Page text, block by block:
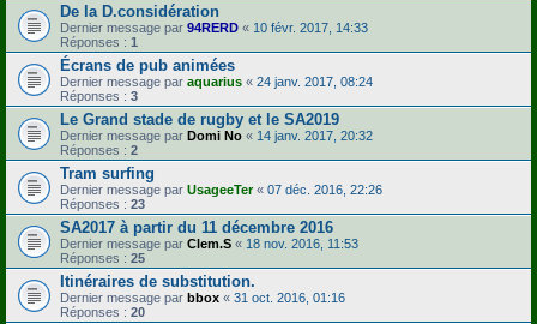
De la D.considération
Dernier message par 94RERD « 10 févr. 2017, 14:33
Réponses : 1
Écrans de pub animées
Dernier message par aquarius « 24 janv. 2017, 08:24
Réponses : 3
Le Grand stade de rugby et le SA2019
Dernier message par Domi No « 14 janv. 2017, 20:32
Réponses : 2
Tram surfing
Dernier message par UsageeTer« 07 déc. 2016, 22:26
Réponses : 23
SA2017 à partir du 11 décembre 2016
Dernier message par Clem.S « 18 nov. 2016, 11:53
Réponses : 25
Itinéraires de substitution.
Dernier message par bbox « 31 oct. 2016, 01:16
Réponses : 20